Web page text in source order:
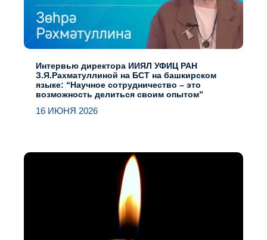
Интервью директора ИИЯЛ УФИЦ РАН
З.Я.Рахматуллиной на БСТ на башкирском
языке: “Научное сотрудничество – это
возможность делиться своим опытом”
16 ИЮНЯ 2026